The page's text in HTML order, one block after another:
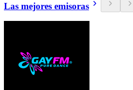
Las mejores emisoras